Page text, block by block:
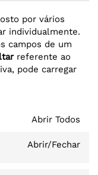
por vários
individualmente.
campos de um
referente ao
pode carregar
Abrir Todos
Abrir/Fechar